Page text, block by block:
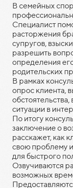
В семейных
Специалист
расторжения
супругов,
разрешить
определения
родительских
В рамках
опрос клиента,
ситуации в
По итогу
заключение о
расскажет, как
свою проблему
для быстрого
Озвучиваются
возможных